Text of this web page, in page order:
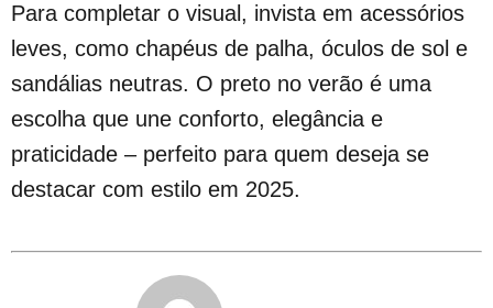
Para completar o visual, invista em acessórios
leves, como chapéus de palha, óculos de sol e
sandálias neutras. O preto no verão é uma
escolha que une conforto, elegância e
praticidade – perfeito para quem deseja se
destacar com estilo em 2025.